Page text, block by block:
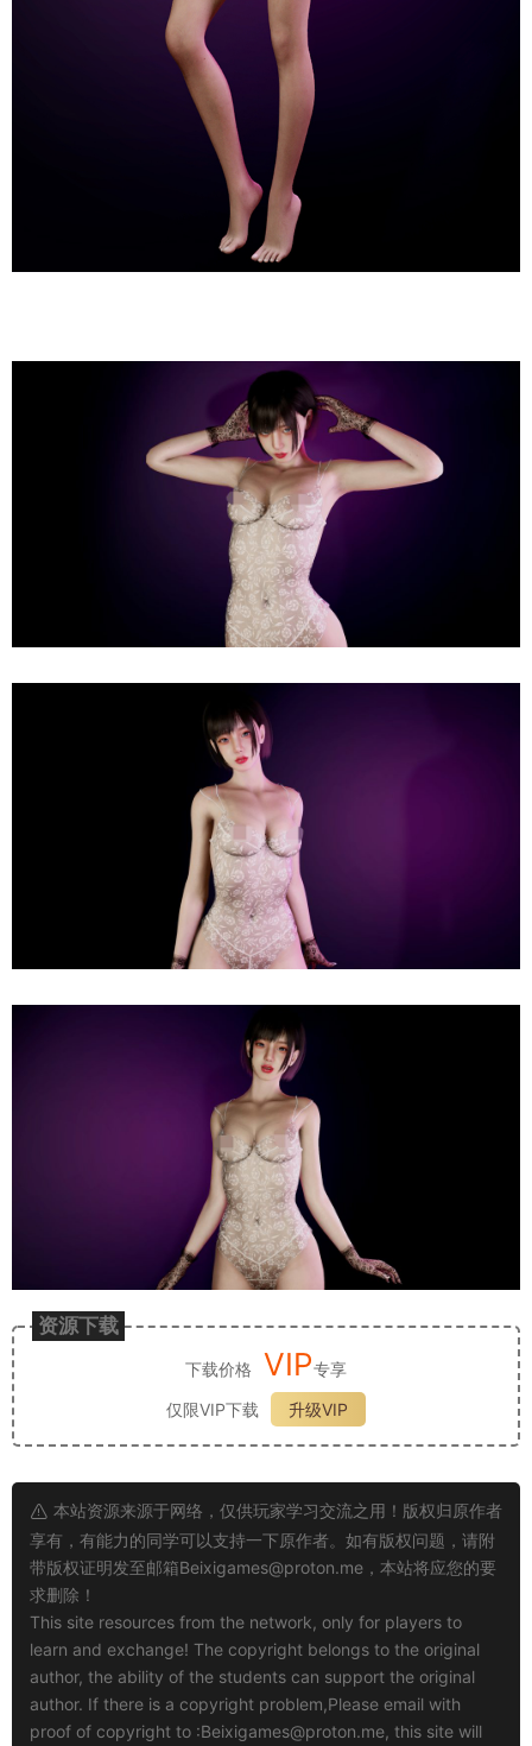
资源下载
下载价格 VIP专享
仅限VIP下载
升级VIP
本站资源来源于网络，仅供玩家学习交流之用！版权归原作者
享有，有能力的同学可以支持一下原作者。如有版权问题，请附
带版权证明发至邮箱Beixigames@proton.me ，本站将应您的要
求删除！
This site resources from the network, only for players to
learn and exchange! The copyright belongs to the original
author, the ability of the students can support the original
author. If there is a copyright problem,Please email with
proof of copyright to :Beixigames@proton.me, this site will